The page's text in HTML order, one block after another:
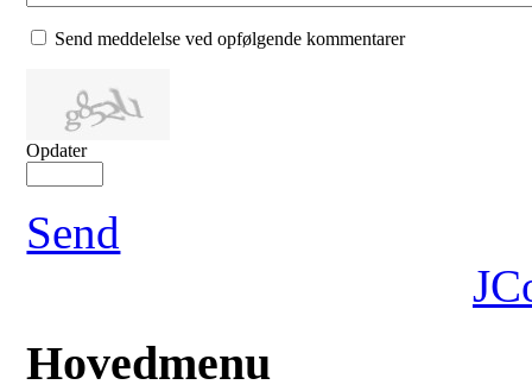
Send meddelelse ved opfølgende kommentarer
Opdater
Send
Hovedmenu